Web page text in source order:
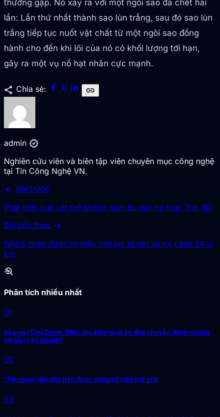
thường gặp. Nó xảy ra với một ngôi sao đã chết hai
lần: Lần thứ nhất thành sao lùn trắng, sau đó sao lùn
trắng tiếp tục nuốt vật chất từ một ngôi sao đồng
hành cho đến khi lõi của nó có khối lượng tới hạn,
gây ra một vụ nổ hạt nhân cực mạnh.
share Chia sẻ: link
admin verified
Nghiên cứu viên và biên tập viên chuyên mục công nghệ
tại Tin Công Nghệ VN.
arrow_back Bài trước
Phát hiện loại vật thể không gian đủ sức xé toạc Trái đất
Bài tiếp theo arrow_forward
NASA nhận được tín hiệu liên lạc từ tàu vũ trụ cách 24 tỷ
km
troubleshoot
Phân tích nhiều nhất
01
Skarper DiskDrive: Món phụ kiện giúp xe đạp chuyển động nhưng
lại gắn vào phanh?
02
"Pin máu" lần đầu tiên được công bố trên thế giới
03